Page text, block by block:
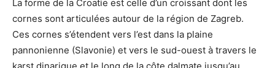
La forme de la Croatie est celle d’un croissant dont les
cornes sont articulées autour de la région de Zagreb.
Ces cornes s’étendent vers l’est dans la plaine
pannonienne (Slavonie) et vers le sud-ouest à travers le